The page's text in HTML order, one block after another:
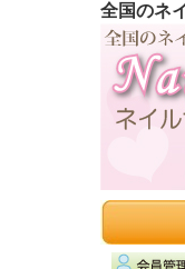
全国のネ